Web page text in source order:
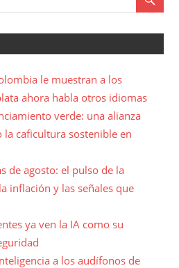
le muestran a los
ahora habla otros idiomas
verde: una alianza
caficultura sostenible en
de agosto: el pulso de la
inflación y las señales que
ya ven la IA como su
a los audífonos de